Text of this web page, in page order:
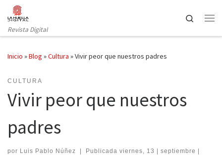
Saltar al contenido
Revista Digital
Search
Inicio »Blog »Cultura »Vivir peor que nuestros padres
CULTURA
Vivir peor que nuestros
padres
por Luis Pablo Núñez | Publicada viernes, 13 | septiembre |